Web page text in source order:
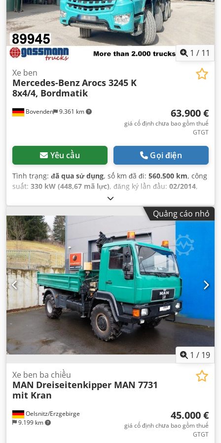
1 / 11
Bovenden 9.361 km
Xe ben
Mercedes-BenzArocs 3245 K
8x4/4, Bordmatik
63.900 €
giá cố định chưa bao gồm thuế
GTGT
Yêu cầu Gọi điện
Tình trạng: đã qua sử dụng, số km đã đi: 560.500 km, công
suất: 330 kW (448,67 mã lực), đăng ký lần đầu: 02/2014,
, trọng lượng không tải:
trọng lượng tải tối đa:16.975 kg, trọng lượng tổng cộng:
32.000 kg, kích thước lốp xe:315/80R22.5, cấu hình trục:
8x4, chiều dài cơ sở: , phanh: phanh động cơ
màu sắc:xanh lam , cabin lái:cabin ngủ, loại truyền động
bánh răng:tự động , hạng mục khí thải:Euro 6, hệ thống
treo:thép, số chỗ ngồi:2, chiều dài không gian chứa hàng:
5.800 mm, chiều rộng khoang hàng:2.380 mm, chiều cao
khoang chứa hàng:1.100 mm, Thiết bị:ABS, bệ sưởi ghế,
cabin, khóa trung tâm, khóa vi sai, kiểm soát hành trình,
kiểm soát lực kéo, máy tính trên xe, trợ lực lái, điều hòa
không khí, đèn pha bổ sung, đèn sương mù,
Quảng cáo nhỏ
1 / 19
Oelsnitz/Erzgebirge
9.199 km
Xe ben ba chiều
MAN Dreiseitenkipper MAN 7731
mit Kran
45.000 €
giá cố định chưa bao gồm thuế
GTGT